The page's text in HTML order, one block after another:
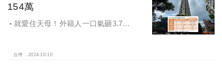
154萬
就愛住天母！外籍人一口氣砸3.78
台灣 2024-10-10